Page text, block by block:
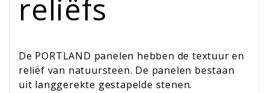
reliëfs
De PORTLAND panelen hebben de textuur en
reliëf van natuursteen. De panelen bestaan
uit langgerekte gestapelde stenen.